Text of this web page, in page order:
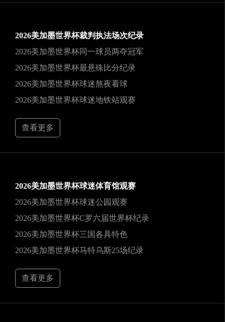
2026美加墨世界杯裁判执法场次纪录
2026美加墨世界杯同一球员两夺冠军
2026美加墨世界杯最悬殊比分纪录
2026美加墨世界杯球迷熬夜看球
2026美加墨世界杯球迷地铁站观赛
查看更多
2026美加墨世界杯球迷体育馆观赛
2026美加墨世界杯球迷公园观赛
2026美加墨世界杯C罗六届世界杯纪录
2026美加墨世界杯三国各具特色
2026美加墨世界杯马特乌斯25场纪录
查看更多